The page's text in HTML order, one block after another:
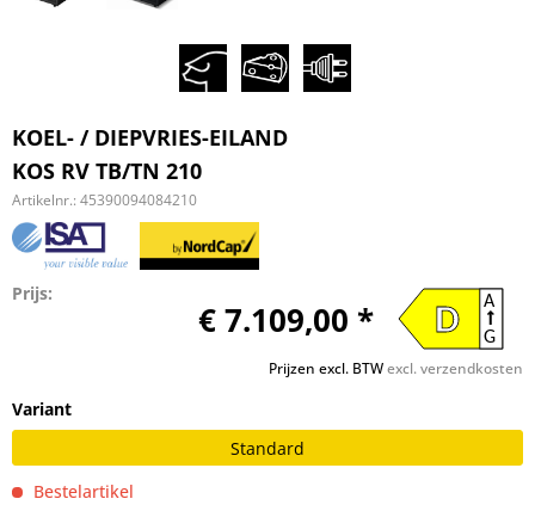
KOEL- / DIEPVRIES-EILAND
KOS RV TB/TN 210
Artikelnr.: 45390094084210
Prijs:
€ 7.109,00 * A
G
D
Prijzen excl. BTWexcl. verzendkosten
Variant
Standard
Bestelartikel